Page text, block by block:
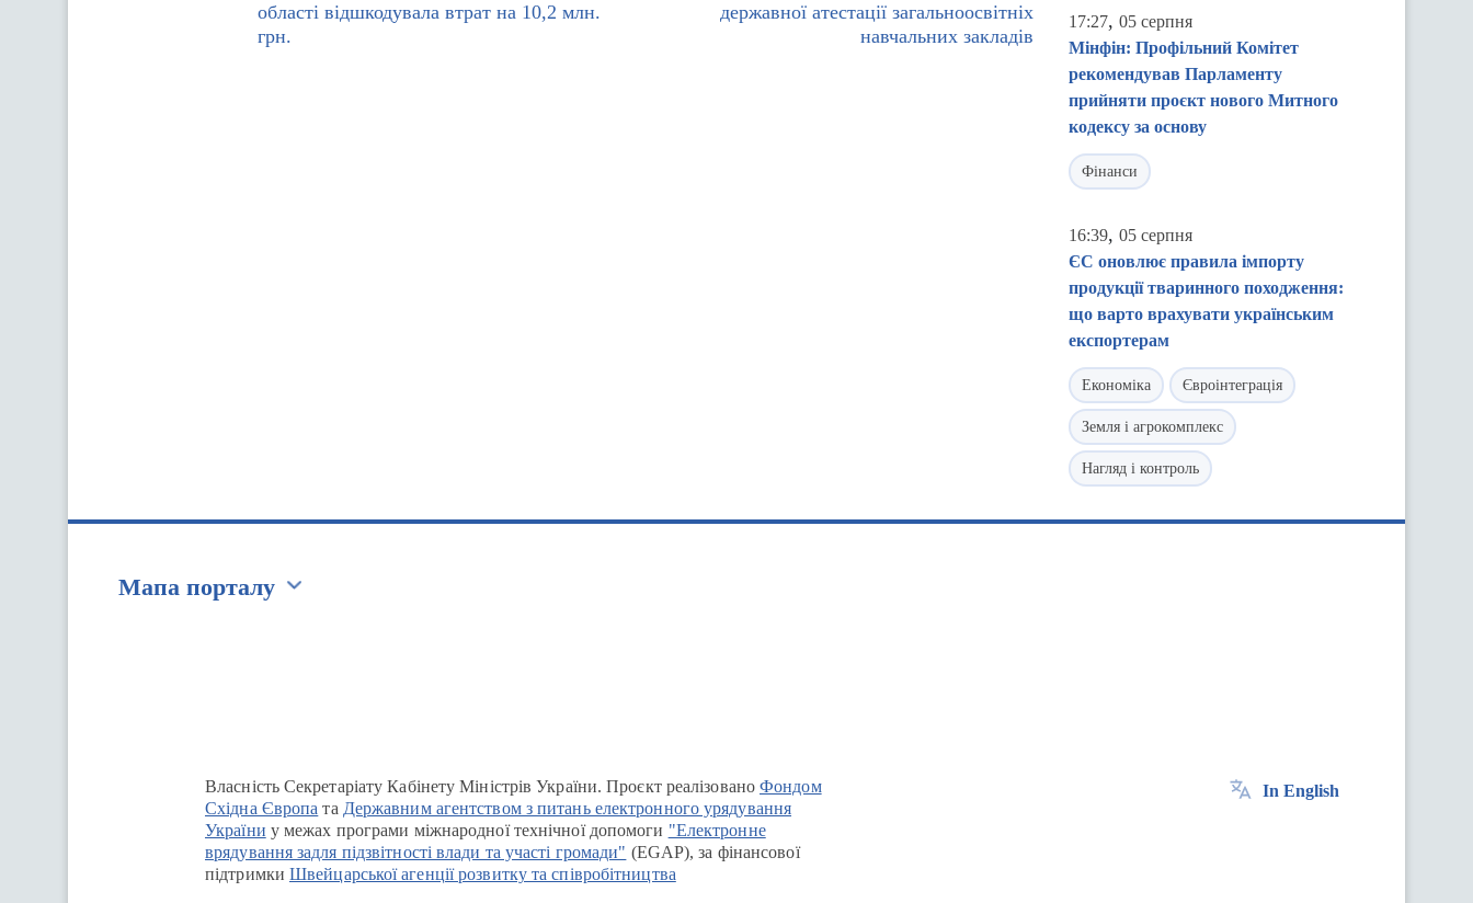
області відшкодувала втрат на 10,2 млн.
грн.
державної атестації загальноосвітніх
навчальних закладів
17:27, 05 серпня
Мінфін: Профільний Комітет
рекомендував Парламенту
прийняти проєкт нового Митного
кодексу за основу
Фінанси
16:39, 05 серпня
ЄС оновлює правила імпорту
продукції тваринного походження:
що варто врахувати українським
експортерам
Економіка Євроінтеграція
Земля і агрокомплекс
Нагляд і контроль
Мапа порталу
Власність Секретаріату Кабінету Міністрів України. Проєкт реалізованоФондом
Східна Європа та Державним агентством з питань електронного урядування
України у межах програми міжнародної технічної допомоги "Електронне
врядування задля підзвітності влади та участі громади" (EGAP), за фінансової
підтримки Швейцарської агенції розвитку та співробітництва
In English